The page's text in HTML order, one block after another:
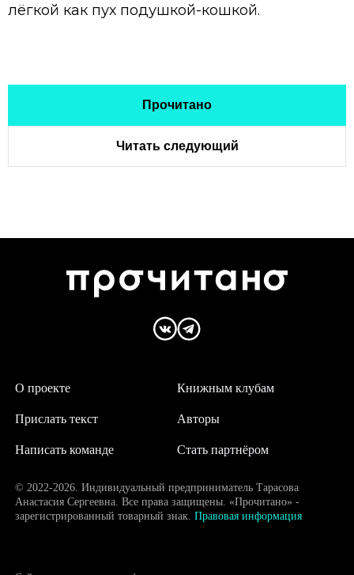
лёгкой как пух подушкой-кошкой.
Прочитано
Читать следующий
О проекте
Написать команде
Авторы
Прислать текст
Книжным клубам
Стать партнёром
© 2022-2026. Индивидуальный предприниматель Тарасова
Анастасия Сергеевна. Все права защищены. «Прочитано» -
зарегистрированный товарный знак. Правовая информация